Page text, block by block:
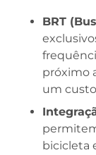
BRT
próximo
um
bicicleta